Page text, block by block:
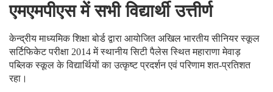
एमएमपीएस में सभी विद्यार्थी उत्तीर्ण
केन्द्रीय माध्यमिक शिक्षा बोर्ड द्वारा आयोजित अखिल भारतीय सीनियर स्कूल
सर्टिफिकेट परीक्षा 2014 में स्थानीय सिटी पैलेस स्थित महाराणा मेवाड़
पब्लिक स्कूल के विद्यार्थियों का उत्कृष्ट प्रदर्शन एवं परिणाम शत-प्रतिशत
रहा।